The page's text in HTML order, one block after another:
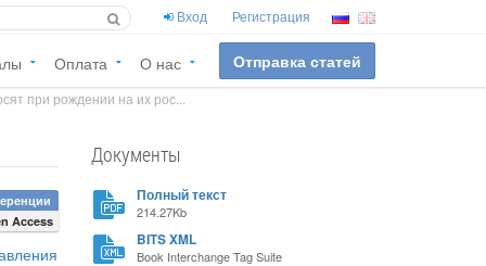
Вход Регистрация
Оплата О нас Отправка статей
при рождении на их рос...
Access
Документы
Полный текст
214.27Kb
BITS XML
Book Interchange Tag Suite